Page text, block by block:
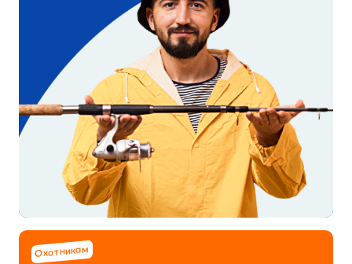
Охотникам